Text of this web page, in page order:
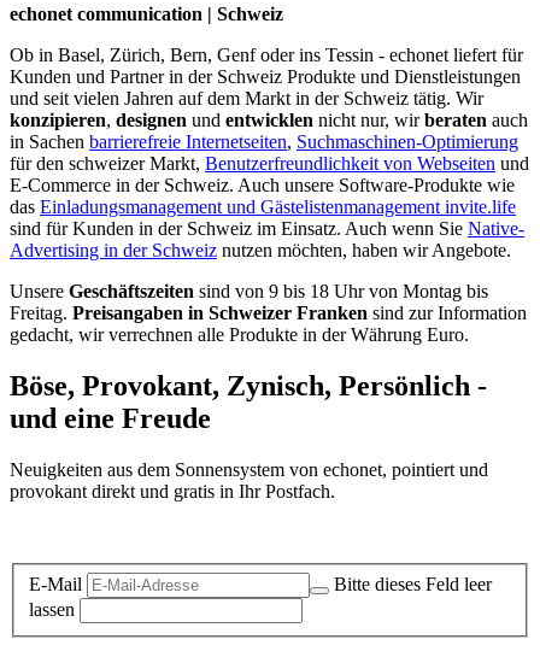
echonet communication | Schweiz
Ob in Basel, Zürich, Bern, Genf oder ins Tessin - echonet liefert für
Kunden und Partner in der Schweiz Produkte und Dienstleistungen
und seit vielen Jahren auf dem Markt in der Schweiz tätig. Wir
konzipieren, designen und entwicklen nicht nur, wirberaten auch
in Sachen barrierefreie Internetseiten, Suchmaschinen-Optimierung
für den schweizer Markt, Benutzerfreundlichkeit von Webseiten und
E-Commerce in der Schweiz. Auch unsere Software-Produkte wie
das Einladungsmanagement und Gästelistenmanagement invite.life
sind für Kunden in der Schweiz im Einsatz. Auch wenn Sie Native-
Advertising in der Schweiz nutzen möchten, haben wir Angebote.
Unsere Geschäftszeiten sind von 9 bis 18 Uhr von Montag bis
Freitag. Preisangaben in Schweizer Franken sind zur Information
gedacht, wir verrechnen alle Produkte in der Währung Euro.
Böse, Provokant, Zynisch, Persönlich -
und eine Freude
Neuigkeiten aus dem Sonnensystem von echonet, pointiert und
provokant direkt und gratis in Ihr Postfach.
E-Mail
Bitte dieses Feld leer
lassen